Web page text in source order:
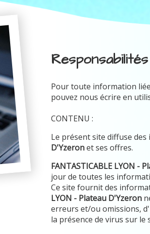
Responsabilités
Pour toute information
pouvez nous écrire en
CONTENU :
Le présent site diffuse
D'Yzeronet ses offres.
FANTASTICABLE LYON -
jour de toutes les
Ce site fournit des
LYON - Plateau D'Yzeron
erreurs et/ou omissions,
la présence de virus sur le